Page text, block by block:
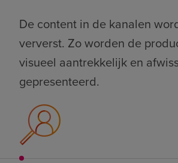
De content in de kanalen
ververst. Zo worden de
visueel aantrekkelijk en
gepresenteerd.